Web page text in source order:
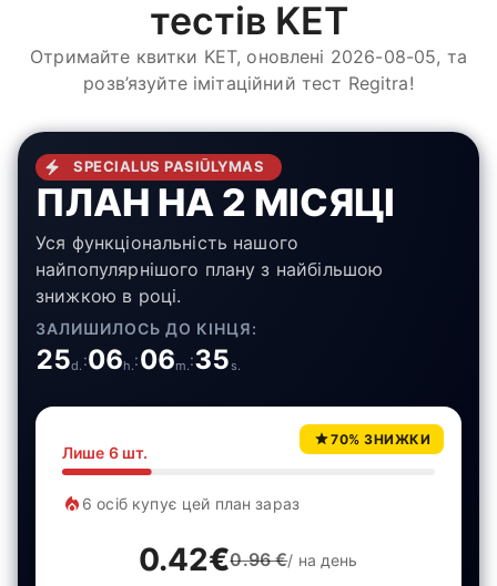
тестів KET
Отримайте квитки KET, оновлені 2026-08-05, та
розв’язуйте імітаційний тест Regitra!
SPECIALUS PASIŪLYMAS
ПЛАН НА 2 МІСЯЦІ
Уся функціональність нашого
найпопулярнішого плану з найбільшою
знижкою в році.
ЗАЛИШИЛОСЬ ДО КІНЦЯ:
25d. :06h.:06m.:35 s.
70% ЗНИЖКИ
Лише 6 шт.
6 осіб купує цей план зараз
0.42€0.96€/ на день